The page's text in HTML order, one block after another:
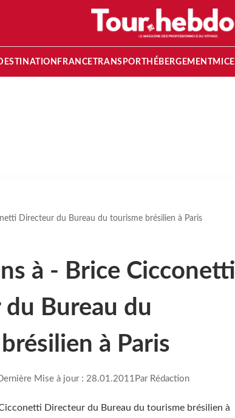
FRANCETRANSPORT HÉBERGEMENTMICE
Directeur du Bureau du tourisme brésilien à Paris
à - Brice Cicconetti
du Bureau du
à Paris
Mise à jour : 28.01.2011Par Rédaction